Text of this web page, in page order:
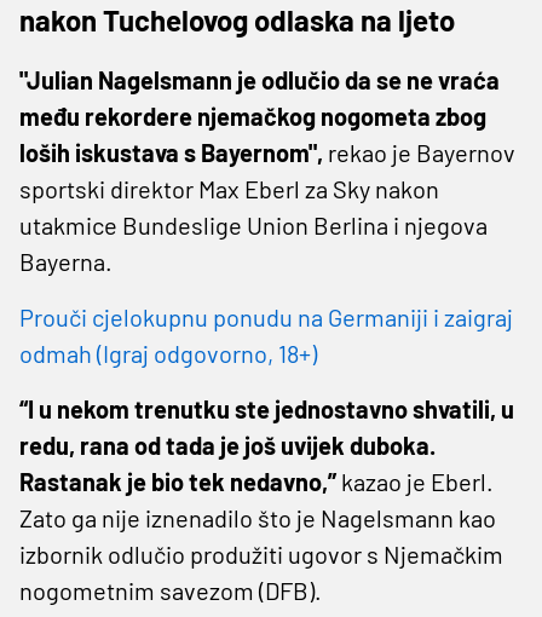
nakon Tuchelovog odlaska na ljeto
"Julian Nagelsmann je odlučio da se ne vraća
među rekordere njemačkog nogometa zbog
loših iskustava s Bayernom", rekao je Bayernov
sportski direktor Max Eberl za Sky nakon
utakmice Bundeslige Union Berlina i njegova
Bayerna.
Prouči cjelokupnu ponudu na Germaniji i zaigraj
odmah (Igraj odgovorno, 18+)
“I u nekom trenutku ste jednostavno shvatili, u
redu, rana od tada je još uvijek duboka.
Rastanak je bio tek nedavno,” kazao je Eberl.
Zato ga nije iznenadilo što je Nagelsmann kao
izbornik odlučio produžiti ugovor s Njemačkim
nogometnim savezom (DFB).